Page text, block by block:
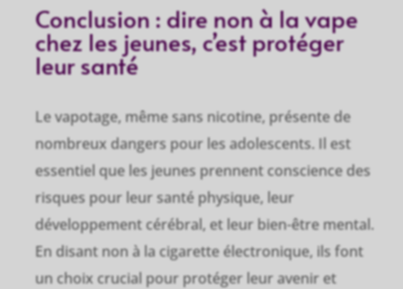
Conclusion : dire non à la vape
chez les jeunes, c’est protéger
leur santé
Le vapotage, même sans nicotine, présente de
nombreux dangers pour les adolescents. Il est
essentiel que les jeunes prennent conscience des
risques pour leur santé physique, leur
développement cérébral, et leur bien-être mental.
En disant non à la cigarette électronique, ils font
un choix crucial pour protéger leur avenir et